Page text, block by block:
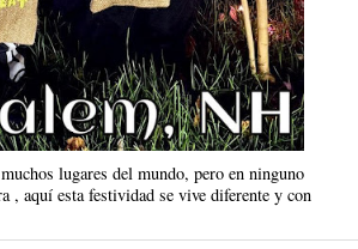
lugares del mundo, pero en ninguno
, aquí esta festividad se vive diferente y con